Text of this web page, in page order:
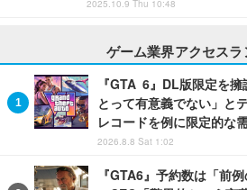
2025.10.9 Thu 10:48
ゲーム業界アクセスラ
『GTA 6』DL版限定を
とって有意義でない」と
レコードを例に限定的な
2026.8.8 Sat 1:02
『GTA6』予約数は「前